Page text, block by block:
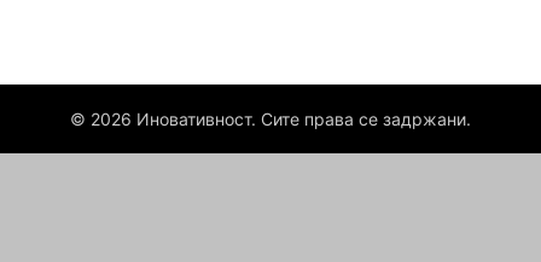
© 2026 Иновативност. Сите права се задржани.